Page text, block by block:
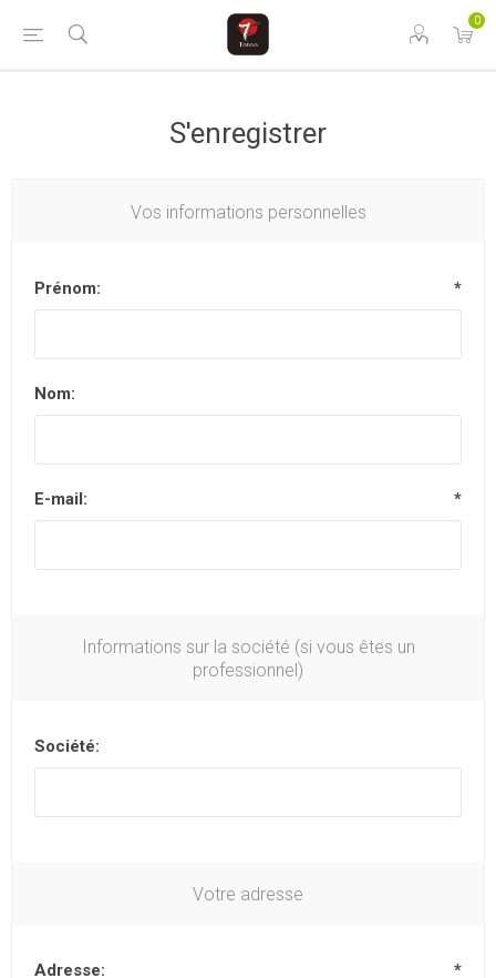
0
S'enregistrer
Vos informations personnelles
Prénom: *
Nom:
E-mail: *
Informations sur la société (si vous êtes un
professionnel)
Société:
Votre adresse
Adresse: *